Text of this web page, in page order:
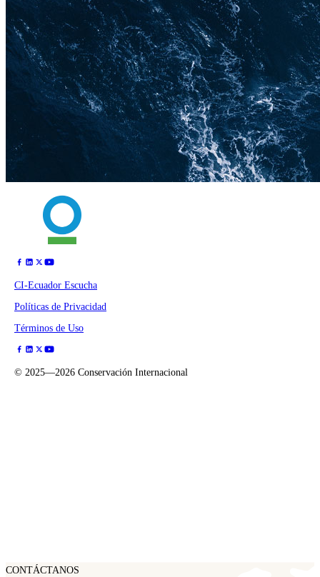
CI-Ecuador Escucha
Políticas de Privacidad
Términos de Uso
© 2025—2026 Conservación Internacional
CONTÁCTANOS